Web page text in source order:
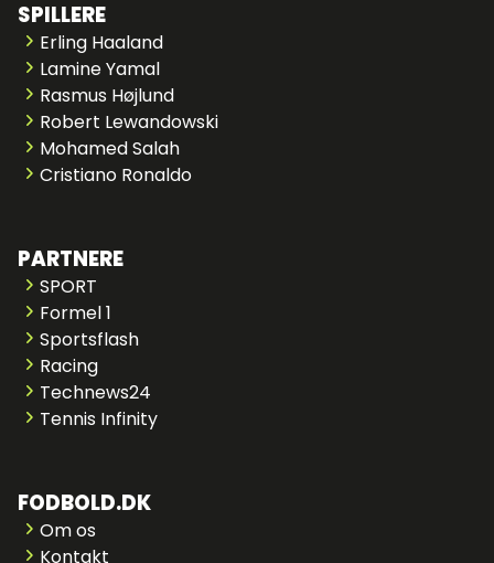
SPILLERE
Erling Haaland
Lamine Yamal
Rasmus Højlund
Robert Lewandowski
Mohamed Salah
Cristiano Ronaldo
PARTNERE
SPORT
Formel 1
Sportsflash
Racing
Technews24
Tennis Infinity
FODBOLD.DK
Om os
Kontakt